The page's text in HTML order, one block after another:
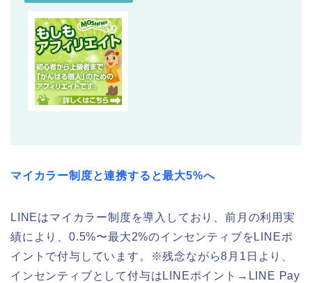
マイカラー制度と連携すると最大5%へ
LINEはマイカラー制度を導入しており、前月の利用実
績により、0.5%〜最大2%のインセンティブをLINEポ
イントで付与しています。※残念ながら8月1日より、
インセンティブとして付与はLINEポイント→LINE Pay